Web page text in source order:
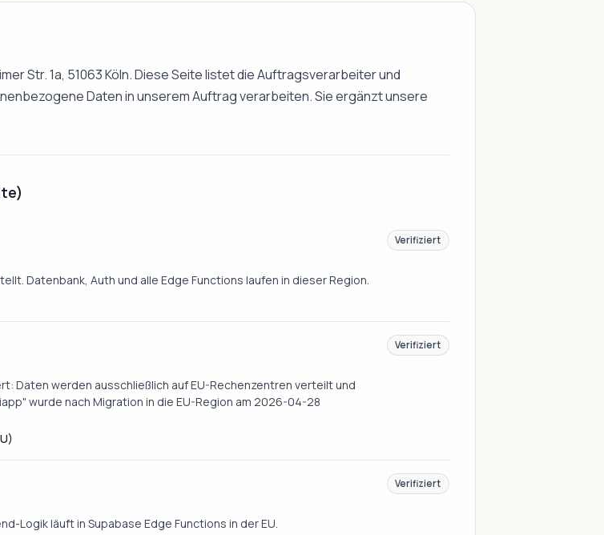
Str. 1a, 51063 Köln. Diese Seite listet die Auftragsverarbeiter und
Daten in unserem Auftrag verarbeiten. Sie ergänzt unsere
Datenbank, Auth und alle Edge Functions laufen in dieser Region.
Verifiziert
Daten werden ausschließlich auf EU-Rechenzentren verteilt und
wurde nach Migration in die EU-Region am 2026-04-28
Verifiziert
Logik läuft in Supabase Edge Functions in der EU.
Verifiziert